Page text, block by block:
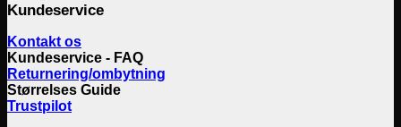
Kundeservice
Kontakt os
Kundeservice - FAQ
Returnering/ombytning
Størrelses Guide
Trustpilot